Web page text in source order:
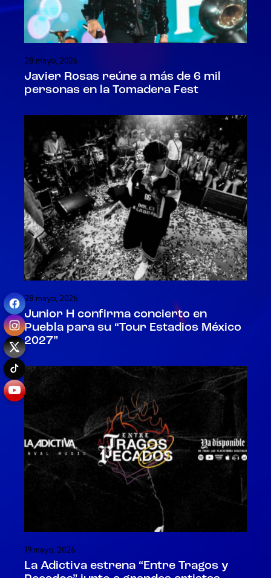
28 mayo, 2026
Javier Rosas reúne a más de 6 mil
personas en la Tomadera Fest
28 mayo, 2026
Junior H confirma concierto en
Puebla para su “Tour Estadios México
2027”
19 mayo, 2026
La Adictiva estrena “Entre Tragos y